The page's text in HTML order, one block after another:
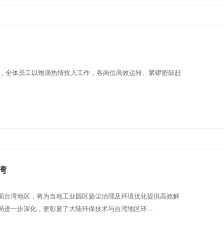
全体员工以饱满热情投入工作，各岗位高效运转、紧锣密鼓赶
湾地区，将为当地工业园区扬尘治理及环境优化提供高效解
一步深化，更彰显了大陆环保技术与台湾地区环...